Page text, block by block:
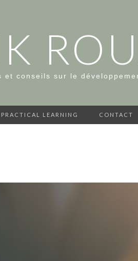
et conseils sur le
PRACTICAL LEARNING CONTACT